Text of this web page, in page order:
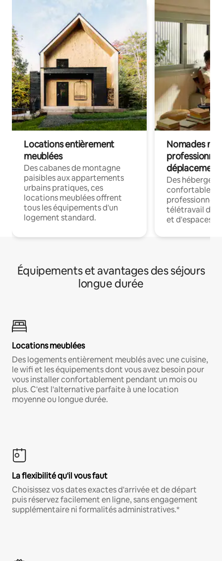
Locations entièrement
meublées
Des cabanes de montagne
paisibles aux appartements
urbains pratiques, ces
locations meublées offrent
tous les équipements d'un
logement standard.
Nomades
déplacement
Des
confortables
professionnels
télétravail
et d'espaces
Équipements et avantages des séjours
longue durée
Locations meublées
Des logements entièrement meublés avec une cuisine,
le wifi et les équipements dont vous avez besoin pour
vous installer confortablement pendant un mois ou
plus. C'est l'alternative parfaite à une location
moyenne ou longue durée.
La flexibilité qu'il vous faut
Choisissez vos dates exactes d'arrivée et de départ
puis réservez facilement en ligne, sans engagement
supplémentaire ni formalités administratives.*